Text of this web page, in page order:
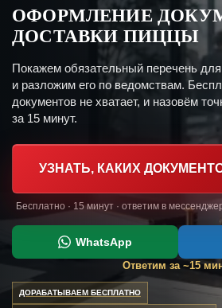
ОФОРМЛЕНИЕ
ДОСТАВКИ ПИЦЦЫ
Покажем обязательный перечень
и разложим его по ведомствам.
документов не хватает, и назовём
за 15 минут.
УЗНАТЬ, КАКИХ
Бесплатно · 15 минут · ответим в
WhatsApp
Ответим за ~15
ДОРАБАТЫВАЕМ БЕСПЛАТНО